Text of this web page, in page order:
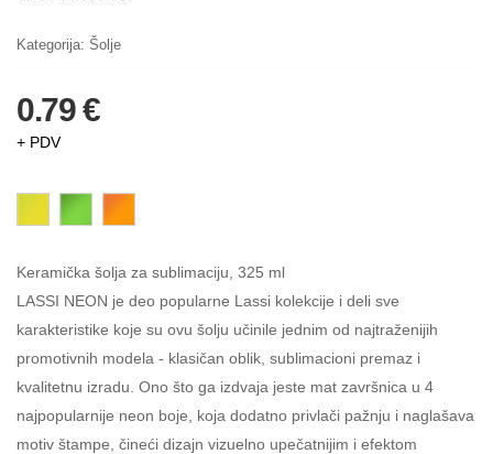
Kategorija: Šolje
0.79 €
+ PDV
Keramička šolja za sublimaciju, 325 ml
LASSI NEON je deo popularne Lassi kolekcije i deli sve
karakteristike koje su ovu šolju učinile jednim od najtraženijih
promotivnih modela - klasičan oblik, sublimacioni premaz i
kvalitetnu izradu. Ono što ga izdvaja jeste mat završnica u 4
najpopularnije neon boje, koja dodatno privlači pažnju i naglašava
motiv štampe, čineći dizajn vizuelno upečatnijim i efektom